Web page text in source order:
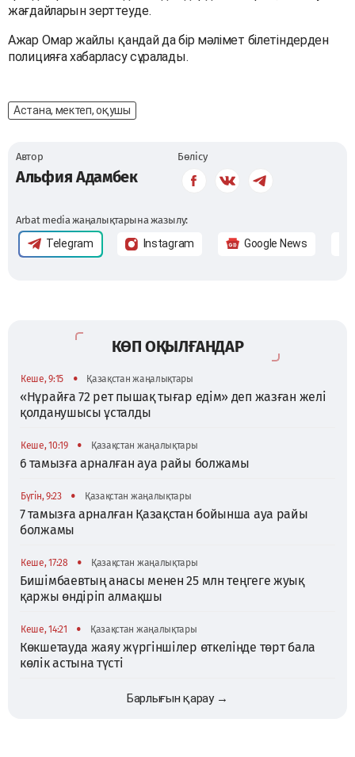
жағдайларын зерттеуде.
Ажар Омар жайлы қандай да бір мәлімет білетіндерден
полицияға хабарласу сұралады.
Астана, мектеп, оқушы
Автор
Альфия Адамбек
Бөлісу
Arbat media жаңалықтарына жазылу:
Telegram Instagram Google News
КӨП ОҚЫЛҒАНДАР
Кеше, 9:15 • Қазақстан жаңалықтары
«Нұрайға 72 рет пышақ тығар едім» деп жазған желі
қолданушысы ұсталды
Кеше, 10:19 • Қазақстан жаңалықтары
6 тамызға арналған ауа райы болжамы
Бүгін, 9:23 • Қазақстан жаңалықтары
7 тамызға арналған Қазақстан бойынша ауа райы
болжамы
Кеше, 17:28 • Қазақстан жаңалықтары
Бишімбаевтың анасы менен 25 млн теңгеге жуық
қаржы өндіріп алмақшы
Кеше, 14:21 • Қазақстан жаңалықтары
Көкшетауда жаяу жүргіншілер өткелінде төрт бала
көлік астына түсті
Барлығын қарау →